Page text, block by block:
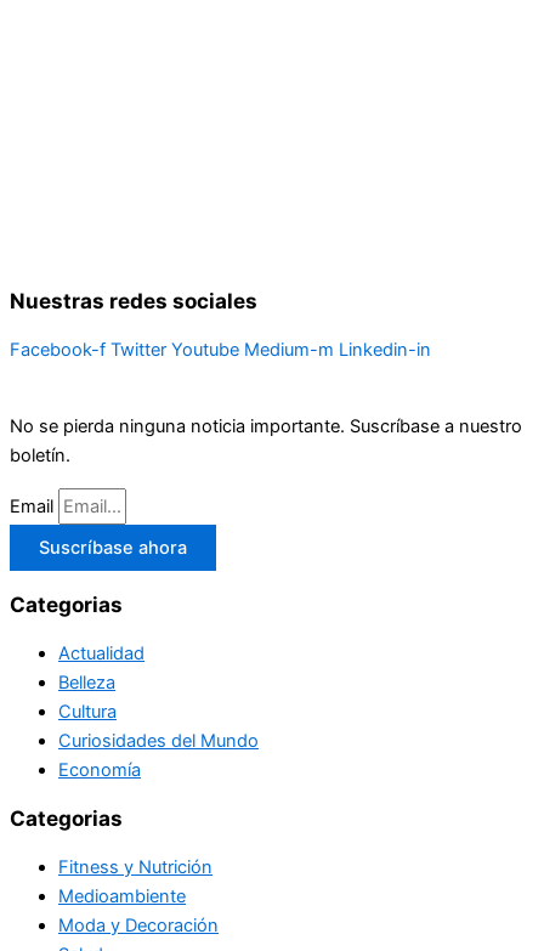
Nuestras redes sociales
Facebook-f Twitter Youtube Medium-m Linkedin-in
No se pierda ninguna noticia importante. Suscríbase a nuestro
boletín.
Email
Suscríbase ahora
Categorias
Actualidad
Belleza
Cultura
Curiosidades del Mundo
Economía
Categorias
Fitness y Nutrición
Medioambiente
Moda y Decoración